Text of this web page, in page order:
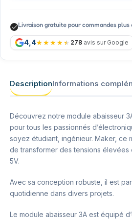
Livraison gratuite pour commandes plus
4,4 278 avis sur Google
DescriptionInformations
Découvrez notre module abaisseur
pour tous les passionnés
soyez étudiant, ingénieur. Maker, ce
de transformer des tensions élevées
5V.
Avec sa conception robuste, il est
quotidienne dans divers projets.
Le module abaisseur 3A est équipé